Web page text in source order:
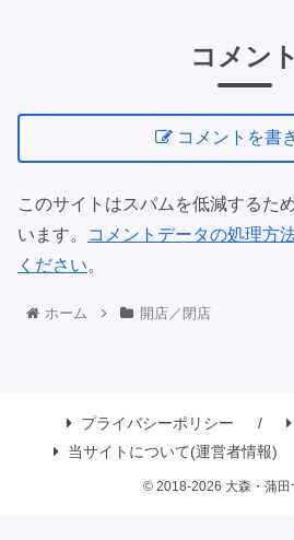
コメント
コメントを書
このサイトはスパムを低減するた
います。
コメントデータの処理方
ください。
ホーム 開店／閉店
プライバシーポリシー
当サイトについて(運営者情報)
© 2018-2026 大森・蒲田